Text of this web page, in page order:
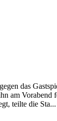
das
am
teilte die Sta...